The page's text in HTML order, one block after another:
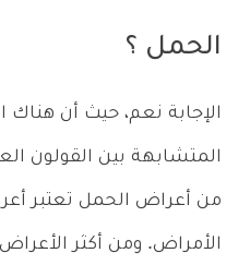
الحمل ؟
الإجابة نعم، حيث أن هناك
المتشابهة بين القولون
من أعراض الحمل تعتبر
الأمراض. ومن أكثر